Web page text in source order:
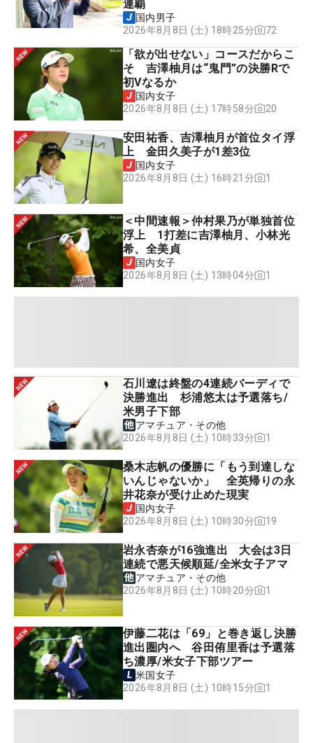
連覇
国内男子
2026年8月8日 (土) 18時25分
72
「欲が出せない」コースだからこ
そ 吉澤柚月は“鬼門”の決勝Rで
初Vなるか
国内女子
2026年8月8日 (土) 17時58分
20
安田祐香、吉澤柚月が首位タイ浮
上 金田久美子が1差3位
国内女子
2026年8月8日 (土) 16時21分
1
＜中間速報＞仲村果乃が単独首位
浮上 1打差に吉澤柚月、小林光
希、全美貞
国内女子
2026年8月8日 (土) 13時04分
1
石川遼は終盤の4連続バーディで
決勝進出 杉浦悠太は予選落ち/
米男子下部
アマチュア・その他
2026年8月8日 (土) 10時33分
1
桑木志帆の優勝に「もう到達しな
いんじゃないか」 全英帰りの永
井花奈が受け止めた現実
国内女子
2026年8月8日 (土) 10時30分
19
岩永杏奈が16強進出 大会は3日
連続で悪天候順延/全米女子アマ
アマチュア・その他
2026年8月8日 (土) 10時20分
1
伊藤二花は「69」と巻き返し決勝
進出圏内へ 谷田侑里香は予選落
ち濃厚/米女子下部ツアー
米国女子
2026年8月8日 (土) 10時15分
1